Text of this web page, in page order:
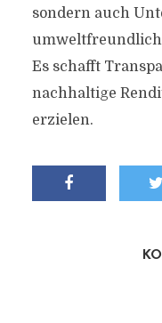
sondern auch
Es schafft
nachhaltige
erzielen.